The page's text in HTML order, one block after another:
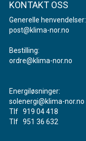
KONTAKT OSS
Generelle henvendelser:
post@klima-nor.no
Bestilling:
ordre@klima-nor.no
Energiløsninger:
solenergi@klima-nor.no
Tlf 919 04 418
Tlf 951 36 632